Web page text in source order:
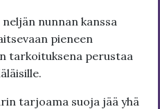
nunnan kanssa
pieneen
tarkoituksena perustaa
tarjoama suoja jää yhä